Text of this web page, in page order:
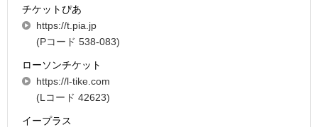
チケットぴあ
https://t.pia.jp
(Pコード 538-083)
ローソンチケット
https://l-tike.com
(Lコード 42623)
イープラス